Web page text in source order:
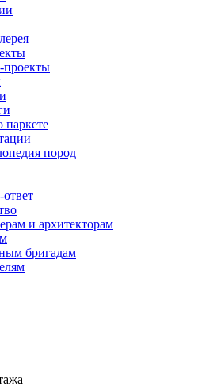
проекты
паркете
пород
и архитекторам
бригадам